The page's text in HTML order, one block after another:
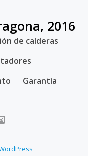
2016
de calderas
Garantía